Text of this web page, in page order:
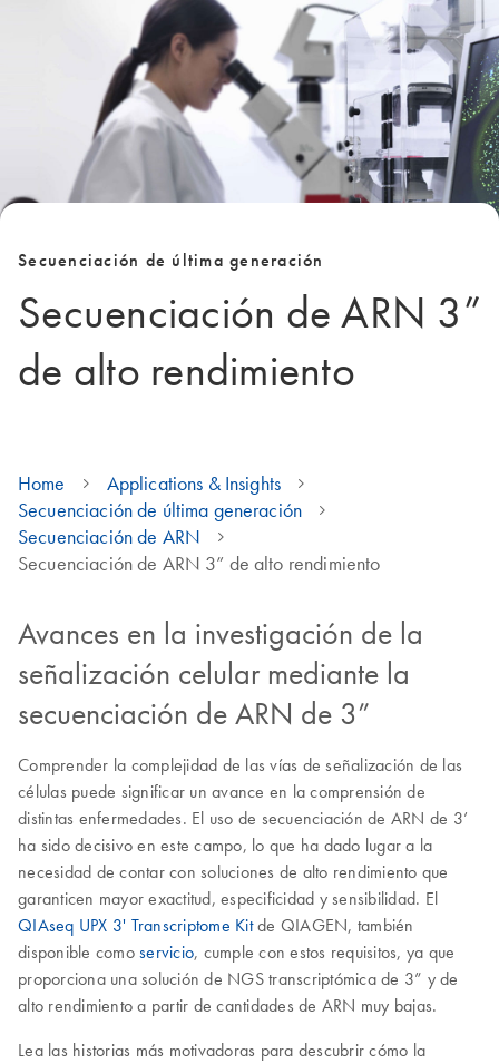
Secuenciación de última generación
Secuenciación de ARN 3”
de alto rendimiento
Home
Applications & Insights
Secuenciación de última generación
Secuenciación de ARN
Secuenciación de ARN 3” de alto rendimiento
Avances en la investigación de la
señalización celular mediante la
secuenciación de ARN de 3”
Comprender la complejidad de las vías de señalización de las
células puede significar un avance en la comprensión de
distintas enfermedades. El uso de secuenciación de ARN de 3’
ha sido decisivo en este campo, lo que ha dado lugar a la
necesidad de contar con soluciones de alto rendimiento que
garanticen mayor exactitud, especificidad y sensibilidad. El
QIAseq UPX 3' Transcriptome Kitde QIAGEN, también
disponible como servicio, cumple con estos requisitos, ya que
proporciona una solución de NGS transcriptómica de 3” y de
alto rendimiento a partir de cantidades de ARN muy bajas.
Lea las historias más motivadoras para descubrir cómo la